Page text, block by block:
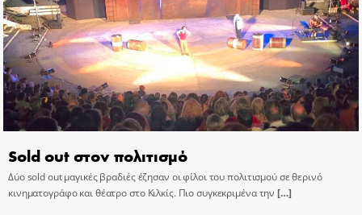
Sold out στον πολιτισμό
Δύο sold out μαγικές βραδιές έζησαν οι φίλοι του πολιτισμού σε θερινό
κινηματογράφο και θέατρο στο Κιλκίς. Πιο συγκεκριμένα την […]